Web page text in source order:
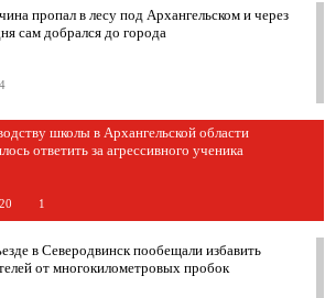
пропал в лесу под Архангельском и через
сам добрался до города
школы в Архангельской области
ответить за агрессивного ученика
1
в Северодвинск пообещали избавить
от многокилометровых пробок